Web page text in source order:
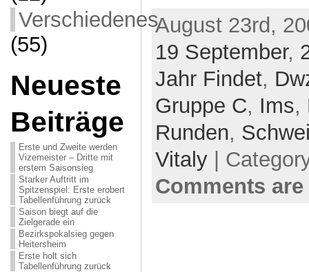
Verschiedenes
(55)
Neueste
Beiträge
Erste und Zweite werden
Vizemeister – Dritte mit
erstem Saisonsieg
Starker Auftritt im
Spitzenspiel: Erste erobert
Tabellenführung zurück
Saison biegt auf die
Zielgerade ein
Bezirkspokalsieg gegen
Heitersheim
Erste holt sich
Tabellenführung zurück
August 23rd,
19 September,
Jahr Findet,
Gruppe C, Ims,
Runden,
Vitaly|
Comments